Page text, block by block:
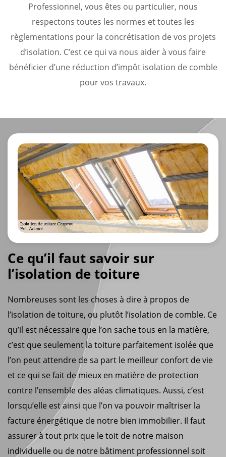
Professionnel, vous êtes ou particulier, nous
respectons toutes les normes et toutes les
règlementations pour la concrétisation de vos projets
d’isolation. C’est ce qui va nous aider à vous faire
bénéficier d’une réduction d’impôt isolation de comble
pour vos travaux.
Ce qu’il faut savoir sur
l’isolation de toiture
Nombreuses sont les choses à dire à propos de
l’isolation de toiture, ou plutôt l’isolation de comble. Ce
qu’il est nécessaire que l’on sache tous en la matière,
c’est que seulement la toiture parfaitement isolée que
l’on peut attendre de sa part le meilleur confort de vie
et ce qui se fait de mieux en matière de protection
contre l’ensemble des aléas climatiques. Aussi, c’est
lorsqu’elle est ainsi que l’on va pouvoir maîtriser la
facture énergétique de notre bien immobilier. Il faut
assurer à tout prix que le toit de notre maison
individuelle ou de notre bâtiment professionnel soit